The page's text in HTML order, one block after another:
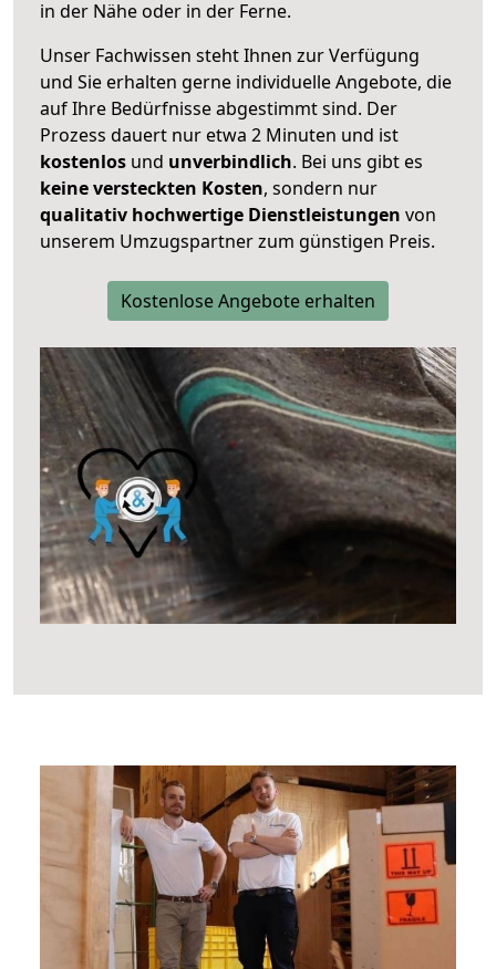
in der Nähe oder in der Ferne.
Unser Fachwissen steht Ihnen zur Verfügung
und Sie erhalten gerne individuelle Angebote, die
auf Ihre Bedürfnisse abgestimmt sind. Der
Prozess dauert nur etwa 2 Minuten und ist
kostenlos und unverbindlich. Bei uns gibt es
keine versteckten Kosten, sondern nur
qualitativ hochwertige Dienstleistungen von
unserem Umzugspartner zum günstigen Preis.
Kostenlose Angebote erhalten